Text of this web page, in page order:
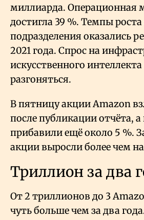
миллиарда. Операционная
достигла 39 %. Темпы роста
подразделения оказались
2021 года. Спрос на
искусственного
разгоняться.
В пятницу акции Amazon
после публикации отчёта,
прибавили ещё около 5 %.
акции выросли более чем
Триллион за два
От 2 триллионов до 3
чуть больше чем за два